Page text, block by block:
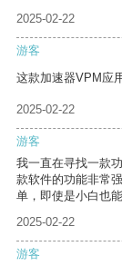
2025-02-22
游客
这款加速器VPM应
2025-02-22
游客
我一直在寻找一款
款软件的功能非常
单，即使是小白也能
2025-02-22
游客